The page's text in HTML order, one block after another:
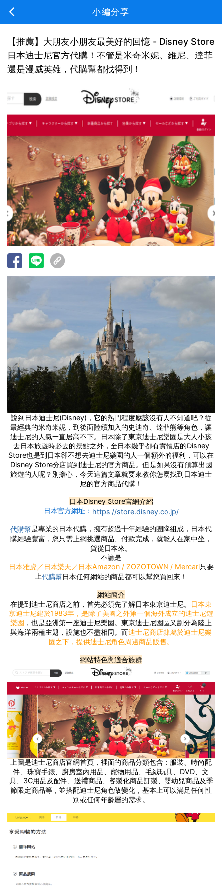
小編分享
【推薦】大朋友小朋友最美好的回憶 - Disney Store
日本迪士尼官方代購！不管是米奇米妮、維尼、達菲
還是漫威英雄，代購幫都找得到！
說到日本迪士尼(Disney)，它的熱門程度應該沒有人不知道吧？從
最經典的米奇米妮，到後面陸續加入的史迪奇、達菲熊等角色，讓
迪士尼的人氣一直居高不下。日本除了東京迪士尼樂園是大人小孩
去日本旅遊時必去的景點之外，全日本幾乎都有實體店的Disney
Store也是到日本卻不想去迪士尼樂園的人一個額外的福利，可以在
Disney Store分店買到迪士尼的官方商品。但是如果沒有預算出國
旅遊的人呢？別擔心，今天這篇文章就要來教你怎麼找到日本迪士
尼的官方商品代購！
日本Disney Store官網介紹
日本官方網址： https://store.disney.co.jp/
代購幫是專業的日本代購，擁有超過十年經驗的團隊組成，日本代
購經驗豐富，您只需上網挑選商品、付款完成，就能人在家中坐，
貨從日本來。
不論是
日本雅虎／日本樂天／日本Amazon / ZOZOTOWN / Mercari只要
上代購幫日本任何網站的商品都可以幫您買回來！
網站簡介
在提到迪士尼商店之前，首先必須先了解日本東京迪士尼。
日本東
京迪士尼建於1983年，是除了美國之外第一個海外成立的迪士尼遊
樂園 ，也是亞洲第一座迪士尼樂園。東京迪士尼園區又劃分為陸上
與海洋兩種主題，設施也不盡相同。而迪士尼商店隸屬於迪士尼樂
園之下，提供迪士尼角色周邊商品販售。
網站特色與適合族群
上圖是迪士尼商店官網首頁，裡面的商品分類包含：服裝、時尚配
件、珠寶手錶、廚房室內用品、寵物用品、毛絨玩具、DVD、文
具、3C用品及配件、送禮商品、客製化商品訂製、嬰幼兒商品及季
節限定商品等，並搭配迪士尼角色做變化，基本上可以滿足任何性
別或任何年齡層的需求。